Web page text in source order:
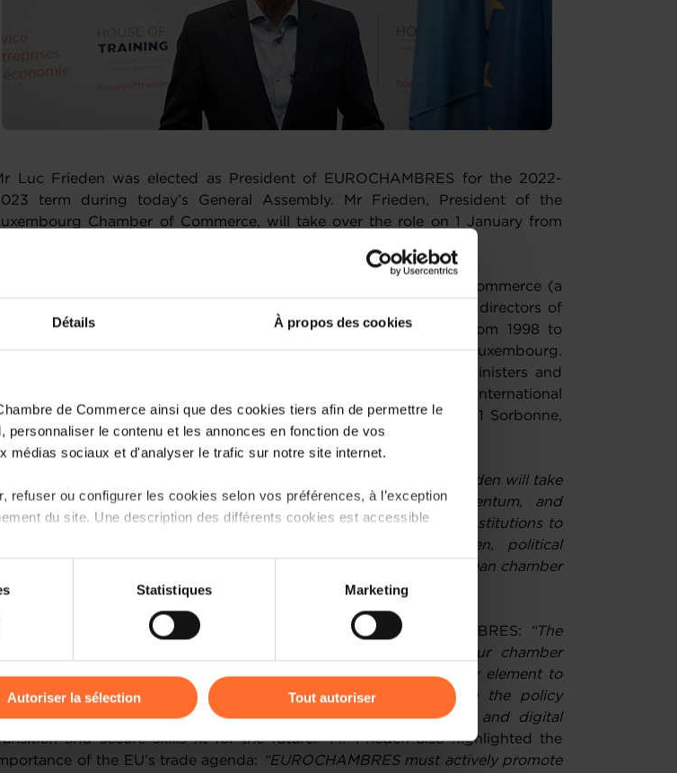
Détails À propos des cookies
de Commerce ainsi que des cookies tiers afin de permettre le
le contenu et les annonces en fonction de vos
médias sociaux et d'analyser le trafic sur notre site internet.
refuser ou configurer les cookies selon vos préférences, à l’exception
du site. Une description des différents cookies est accessible
fonctionnalités (ex : lecture de vidéos, partage sur les réseaux
personnalisation de l’affichage du site) peuvent être affectées en
nécessaires.
d’usage des cookieset notre
Politique de protection des données
Statistiques Marketing
Autoriser la sélection Tout autoriser
Luc Frieden was elected as President of EUROCHAMBRES for the 2022-
term during today’s General Assembly. Mr Frieden, President of the
Chamber of Commerce, will take over the role on 1 January from
Frieden has been Chairman of the Luxembourg Chamber of Commerce (a
law Chamber) since 2019. He is a member of the board of directors of
companies and organisations and a practicing lawyer. From 1998 to
he served as Minister of Justice and Minister of Finance of Luxembourg.
was a member of the Eurogroup and the Ecofin Council of Ministers and
the 2013 Annual Meetings of the World Bank and the International
Fund. He graduated in law from the University of Paris 1 Sorbonne,
University of Cambridge and Harvard Law School.
“Luc Frieden will take
as Europe’s economic recovery begins to gather momentum, and
has a vital role to play in working with the EU institutions to
this positive trajectory. Given Luc’s business acumen, political
and international outlook, I am confident that the European chamber
will fulfil this responsibility to great effect."
Frieden set out his priorities to the members of EUROCHAMBRES:
“The
pandemic recovery is a top priority for businesses and our chamber
Restoring and deepening this single market will be a key element to
prosperity and resilience. Our stakeholder involvement in the policy
will be essential to help businesses lead the twin green and digital
and secure skills fit for the future.”Mr Frieden also highlighted the
of the EU’s trade agenda:
“EUROCHAMBRES must actively promote